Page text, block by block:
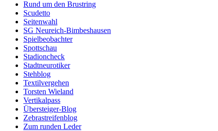
Rund um den Brustring
Scudetto
Seitenwahl
SG Neureich-Bimbeshausen
Spielbeobachter
Spottschau
Stadioncheck
Stadtneurotiker
Stehblog
Textilvergehen
Torsten Wieland
Vertikalpass
Übersteiger-Blog
Zebrastreifenblog
Zum runden Leder